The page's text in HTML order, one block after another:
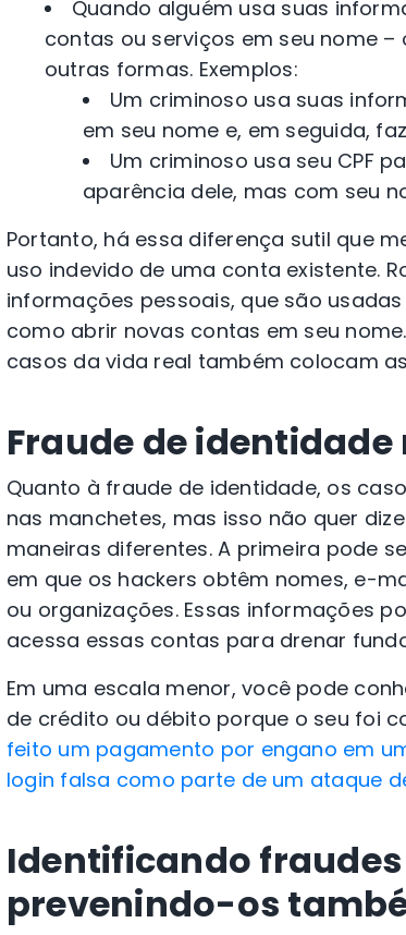
Quando alguém usa suas
contas ou serviços em seu nome
outras formas. Exemplos:
Um criminoso usa suas
em seu nome e, em seguida,
Um criminoso usa seu CPF
aparência dele, mas com seu
Portanto, há essa diferença sutil que
uso indevido de uma conta existente.
informações pessoais, que são
como abrir novas contas em seu nome.
casos da vida real também colocam
Fraude de
Quanto à fraude de identidade, os
nas manchetes, mas isso não quer
maneiras diferentes.A primeira pode
em que os hackers obtêm nomes, e-
ou organizações.Essas informações
acessa essas contas para drenar
Em uma escala menor, você pode
de crédito ou débito porque o seu foi
feito um pagamento por engano em
login falsa como parte de um ataque
Identificando
prevenindo-os